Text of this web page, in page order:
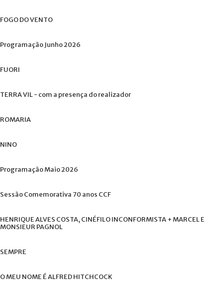
FOGODOVENTO
Programação Junho2026
FUORI
TERRAVIL- com a presença dorealizador
ROMARIA
NINO
ProgramaçãoMaio2026
SessãoComemorativa 70 anos CCF
HENRIQUEALVES COSTA,CINÉFILOINCONFORMISTA+ MARCELE
MONSIEUR PAGNOL
SEMPRE
OMEU NOME ÉALFREDHITCHCOCK